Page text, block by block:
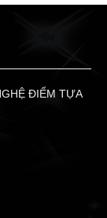
ĐIỂM TỰA